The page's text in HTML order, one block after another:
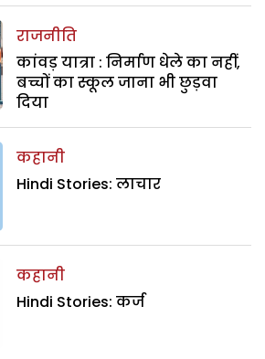
राजनीति
कांवड़ यात्रा : निर्माण धेले का नहीं,
बच्चों का स्कूल जाना भी छुड़वा
दिया
कहानी
Hindi Stories: लाचार
कहानी
Hindi Stories: कर्ज